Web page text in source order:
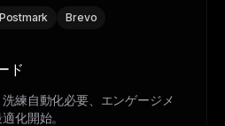
Postmark Brevo
ド
練自動化必要、エンゲージメ
化開始。